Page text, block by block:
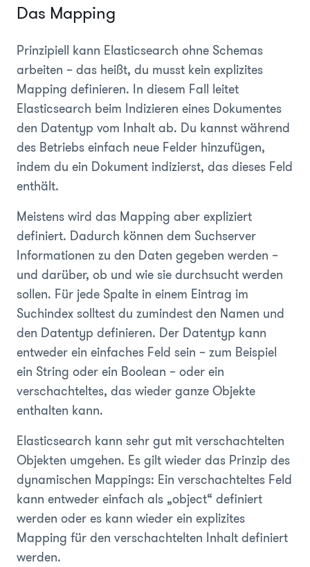
Das Mapping
Prinzipiell kann Elasticsearch ohne Schemas
arbeiten – das heißt, du musst kein explizites
Mapping definieren. In diesem Fall leitet
Elasticsearch beim Indizieren eines Dokumentes
den Datentyp vom Inhalt ab. Du kannst während
des Betriebs einfach neue Felder hinzufügen,
indem du ein Dokument indizierst, das dieses Feld
enthält.
Meistens wird das Mapping aber expliziert
definiert. Dadurch können dem Suchserver
Informationen zu den Daten gegeben werden –
und darüber, ob und wie sie durchsucht werden
sollen. Für jede Spalte in einem Eintrag im
Suchindex solltest du zumindest den Namen und
den Datentyp definieren. Der Datentyp kann
entweder ein einfaches Feld sein – zum Beispiel
ein String oder ein Boolean – oder ein
verschachteltes, das wieder ganze Objekte
enthalten kann.
Elasticsearch kann sehr gut mit verschachtelten
Objekten umgehen. Es gilt wieder das Prinzip des
dynamischen Mappings: Ein verschachteltes Feld
kann entweder einfach als „object“ definiert
werden oder es kann wieder ein explizites
Mapping für den verschachtelten Inhalt definiert
werden.